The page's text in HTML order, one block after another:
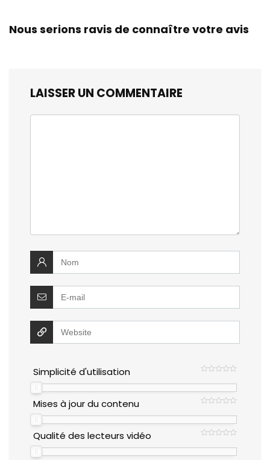
Nous serions ravis de connaître votre avis
LAISSER UN COMMENTAIRE
Simplicité d'utilisation
Mises à jour du contenu
Qualité des lecteurs vidéo